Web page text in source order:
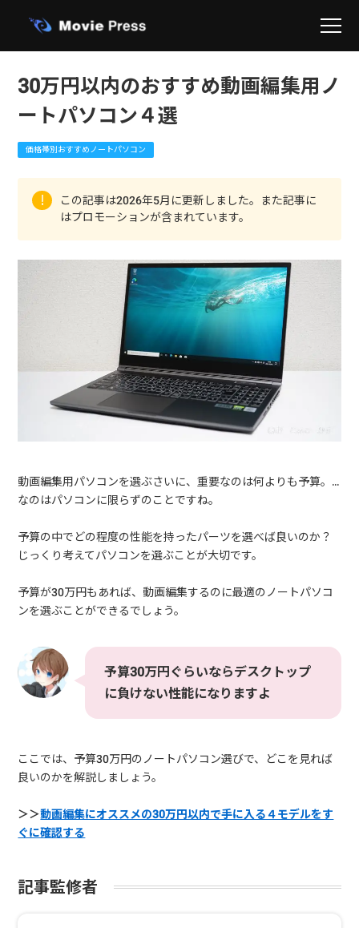
30万円以内のおすすめ動画編集用ノ
ートパソコン４選
価格帯別おすすめノートパソコン
この記事は2026年5月に更新しました。また記事に
はプロモーションが含まれています。
動画編集用パソコンを選ぶさいに、重要なのは何よりも予算。…
なのはパソコンに限らずのことですね。
予算の中でどの程度の性能を持ったパーツを選べば良いのか？
じっくり考えてパソコンを選ぶことが大切です。
予算が30万円もあれば、動画編集するのに最適のノートパソコ
ンを選ぶことができるでしょう。
予算30万円ぐらいならデスクトップ
に負けない性能になりますよ
ここでは、予算30万円のノートパソコン選びで、どこを見れば
良いのかを解説しましょう。
＞＞動画編集にオススメの30万円以内で手に入る４モデルをす
ぐに確認する
記事監修者